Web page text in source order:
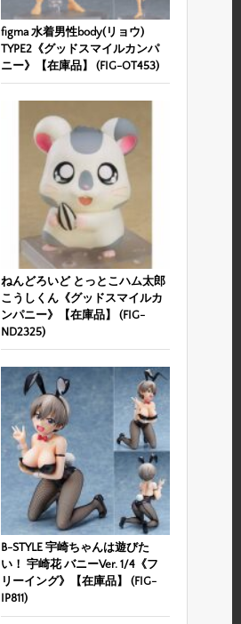
figma 水着男性body(リョウ)
TYPE2《グッドスマイルカンパ
ニー》【在庫品】 (FIG-OT453)
ねんどろいど とっとこハム太郎
こうしくん《グッドスマイルカ
ンパニー》【在庫品】 (FIG-
ND2325)
B-STYLE 宇崎ちゃんは遊びた
い！ 宇崎花 バニーVer. 1/4《フ
リーイング》【在庫品】 (FIG-
IP811)